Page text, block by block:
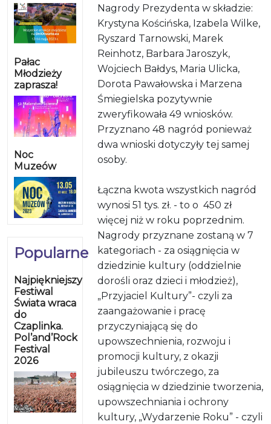
Pałac
Młodzieży
zaprasza!
Noc
Muzeów
Popularne
Najpiękniejszy
Festiwal
Świata wraca
do
Czaplinka.
Pol’and’Rock
Festival
2026
Nagrody Prezydenta w składzie:
Krystyna Kościńska, Izabela Wilke,
Ryszard Tarnowski, Marek
Reinhotz, Barbara Jaroszyk,
Wojciech Bałdys, Maria Ulicka,
Dorota Pawałowska i Marzena
Śmiegielska pozytywnie
zweryfikowała 49 wniosków.
Przyznano 48 nagród ponieważ
dwa wnioski dotyczyły tej samej
osoby.
Łączna kwota wszystkich nagród
wynosi 51 tys. zł. - to o 450 zł
więcej niż w roku poprzednim.
Nagrody przyznane zostaną w 7
kategoriach - za osiągnięcia w
dziedzinie kultury (oddzielnie
dorośli oraz dzieci i młodzież),
„Przyjaciel Kultury”- czyli za
zaangażowanie i pracę
przyczyniającą się do
upowszechnienia, rozwoju i
promocji kultury, z okazji
jubileuszu twórczego, za
osiągnięcia w dziedzinie tworzenia,
upowszechniania i ochrony
kultury, „Wydarzenie Roku” - czyli